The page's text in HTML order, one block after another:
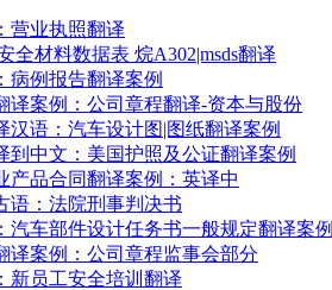
营业执照翻译
全材料数据表 烷A302|msds翻译
病例报告翻译案例
译案例：公司章程翻译-资本与股份
汉语：汽车设计图|图纸翻译案例
到中文：美国护照及公证翻译案例
产品合同翻译案例：英译中
语：法院刑事判决书
汽车部件设计任务书一般规定翻译案例
译案例：公司章程监事会部分
新员工安全培训翻译